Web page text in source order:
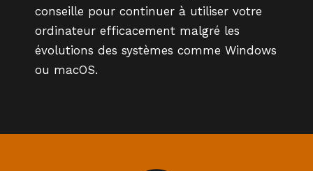
conseille pour continuer à utiliser votre
ordinateur efficacement malgré les
évolutions des systèmes comme Windows
ou macOS.